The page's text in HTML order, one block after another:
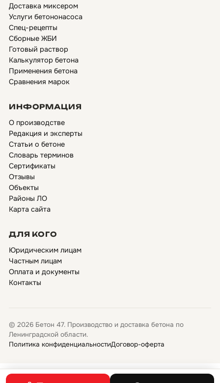
Доставка миксером
Услуги бетононасоса
Спец-рецепты
Сборные ЖБИ
Готовый раствор
Калькулятор бетона
Применения бетона
Сравнения марок
ИНФОРМАЦИЯ
О производстве
Редакция и эксперты
Статьи о бетоне
Словарь терминов
Сертификаты
Отзывы
Объекты
Районы ЛО
Карта сайта
ДЛЯ КОГО
Юридическим лицам
Частным лицам
Оплата и документы
Контакты
© 2026 Бетон 47. Производство и доставка бетона по
Ленинградской области.
Политика конфиденциальностиДоговор-оферта